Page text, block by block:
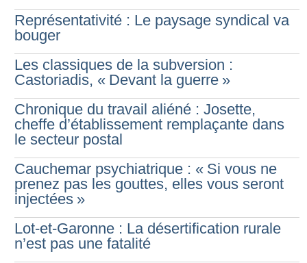
Représentativité : Le paysage syndical va
bouger
Les classiques de la subversion :
Castoriadis, « Devant la guerre »
Chronique du travail aliéné : Josette,
cheffe d’établissement remplaçante dans
le secteur postal
Cauchemar psychiatrique : « Si vous ne
prenez pas les gouttes, elles vous seront
injectées »
Lot-et-Garonne : La désertification rurale
n’est pas une fatalité